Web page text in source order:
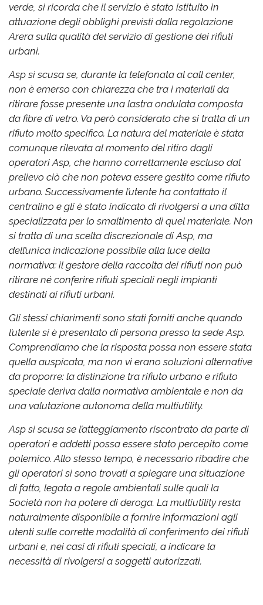
verde, si ricorda che il servizio è stato istituito in
attuazione degli obblighi previsti dalla regolazione
Arera sulla qualità del servizio di gestione dei rifiuti
urbani.
Asp si scusa se, durante la telefonata al call center,
non è emerso con chiarezza che tra i materiali da
ritirare fosse presente una lastra ondulata composta
da fibre di vetro. Va però considerato che si tratta di un
rifiuto molto specifico. La natura del materiale è stata
comunque rilevata al momento del ritiro dagli
operatori Asp, che hanno correttamente escluso dal
prelievo ciò che non poteva essere gestito come rifiuto
urbano. Successivamente l’utente ha contattato il
centralino e gli è stato indicato di rivolgersi a una ditta
specializzata per lo smaltimento di quel materiale. Non
si tratta di una scelta discrezionale di Asp, ma
dell’unica indicazione possibile alla luce della
normativa: il gestore della raccolta dei rifiuti non può
ritirare né conferire rifiuti speciali negli impianti
destinati ai rifiuti urbani.
Gli stessi chiarimenti sono stati forniti anche quando
l’utente si è presentato di persona presso la sede Asp.
Comprendiamo che la risposta possa non essere stata
quella auspicata, ma non vi erano soluzioni alternative
da proporre: la distinzione tra rifiuto urbano e rifiuto
speciale deriva dalla normativa ambientale e non da
una valutazione autonoma della multiutility.
Asp si scusa se l’atteggiamento riscontrato da parte di
operatori e addetti possa essere stato percepito come
polemico. Allo stesso tempo, è necessario ribadire che
gli operatori si sono trovati a spiegare una situazione
di fatto, legata a regole ambientali sulle quali la
Società non ha potere di deroga. La multiutility resta
naturalmente disponibile a fornire informazioni agli
utenti sulle corrette modalità di conferimento dei rifiuti
urbani e, nei casi di rifiuti speciali, a indicare la
necessità di rivolgersi a soggetti autorizzati.